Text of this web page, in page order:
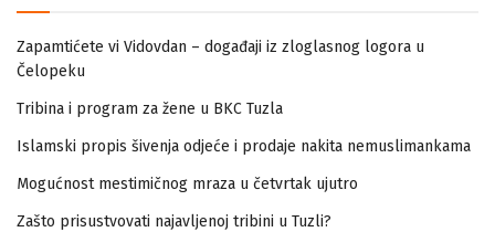
Zapamtićete vi Vidovdan – događaji iz zloglasnog logora u
Čelopeku
Tribina i program za žene u BKC Tuzla
Islamski propis šivenja odjeće i prodaje nakita nemuslimankama
Mogućnost mestimičnog mraza u četvrtak ujutro
Zašto prisustvovati najavljenoj tribini u Tuzli?